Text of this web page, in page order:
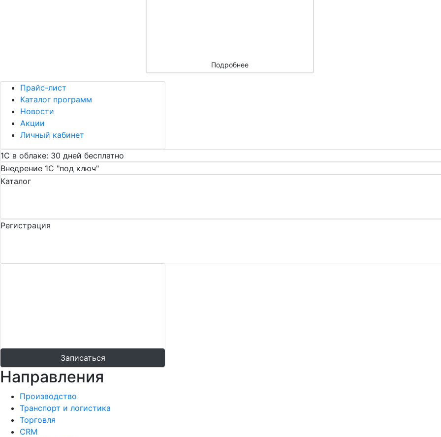
Подробнее
Прайс-лист
Каталог программ
Новости
Акции
Личный кабинет
1С в облаке: 30 дней бесплатно
Внедрение 1С "под ключ"
Каталог
Регистрация
Записаться
Направления
Производство
Транспорт и логистика
Торговля
CRM